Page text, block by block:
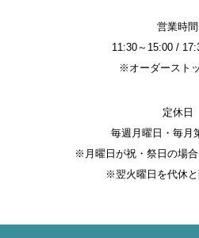
営業時間
11:30～15:00 /
※オーダースト
定休日
毎週月曜日・毎月
※月曜日が祝・祭日の場合
※翌火曜日を代休と